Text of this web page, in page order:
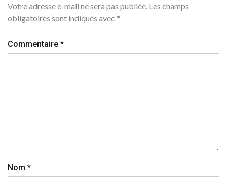
Votre adresse e-mail ne sera pas publiée. Les champs
obligatoires sont indiqués avec *
Commentaire *
Nom *